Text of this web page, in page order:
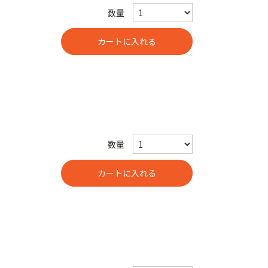
数量
数量